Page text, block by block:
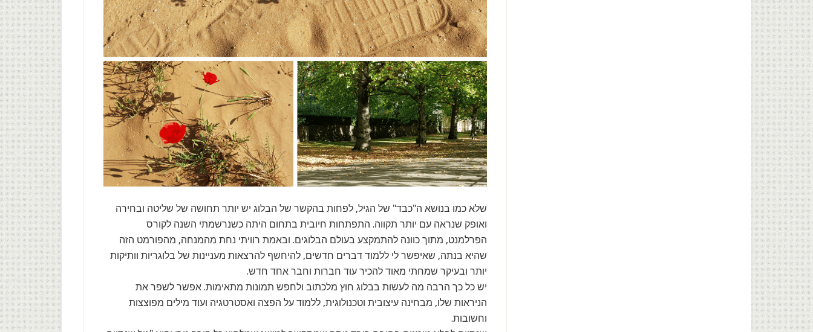
שלא כמו בנושא ה"כבד" של הגיל, לפחות בהקשר של הבלוג יש יותר תחושה של שליטה ובחירה
ואופק שנראה עם יותר תקווה. התפתחות חיובית בתחום היתה כשנרשמתי השנה לקורס
הפרלמנט, מתוך כוונה להתמקצע בעולם הבלוגים. ובאמת רוויתי נחת מהמנחה, מהפורמט הזה
שהיא בנתה, שאיפשר לי ללמוד דברים חדשים, להיחשף להרצאות מעניינות של בלוגריות וותיקות
יותר ובעיקר שמחתי מאוד להכיר עוד חברות וחבר אחד חדש.
יש כל כך הרבה מה לעשות בבלוג חוץ מלכתוב ולחפש תמונות מתאימות. אפשר לשפר את
הניראות שלו, מבחינה עיצובית וטכנולוגית, ללמוד על הפצה ואסטרטגיה ועוד מילים מפוצצות
וחשובות.